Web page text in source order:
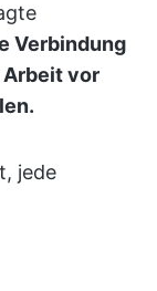
Verbindung
Arbeit vor
jede